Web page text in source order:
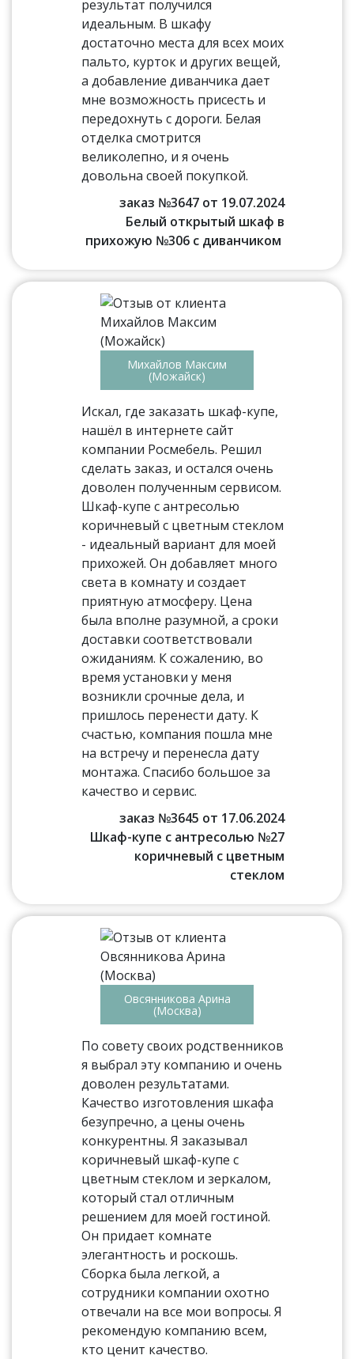
результат получился
идеальным. В шкафу
достаточно места для всех моих
пальто, курток и других вещей,
а добавление диванчика дает
мне возможность присесть и
передохнуть с дороги. Белая
отделка смотрится
великолепно, и я очень
довольна своей покупкой.
заказ №3647 от 19.07.2024
Белый открытый шкаф в
прихожую №306 с диванчиком
Михайлов Максим
(Можайск)
Искал, где заказать шкаф-купе,
нашёл в интернете сайт
компании Росмебель. Решил
сделать заказ, и остался очень
доволен полученным сервисом.
Шкаф-купе с антресолью
коричневый с цветным стеклом
- идеальный вариант для моей
прихожей. Он добавляет много
света в комнату и создает
приятную атмосферу. Цена
была вполне разумной, а сроки
доставки соответствовали
ожиданиям. К сожалению, во
время установки у меня
возникли срочные дела, и
пришлось перенести дату. К
счастью, компания пошла мне
на встречу и перенесла дату
монтажа. Спасибо большое за
качество и сервис.
заказ №3645 от 17.06.2024
Шкаф-купе с антресолью №27
коричневый с цветным
стеклом
Овсянникова Арина
(Москва)
По совету своих родственников
я выбрал эту компанию и очень
доволен результатами.
Качество изготовления шкафа
безупречно, а цены очень
конкурентны. Я заказывал
коричневый шкаф-купе с
цветным стеклом и зеркалом,
который стал отличным
решением для моей гостиной.
Он придает комнате
элегантность и роскошь.
Сборка была легкой, а
сотрудники компании охотно
отвечали на все мои вопросы. Я
рекомендую компанию всем,
кто ценит качество.